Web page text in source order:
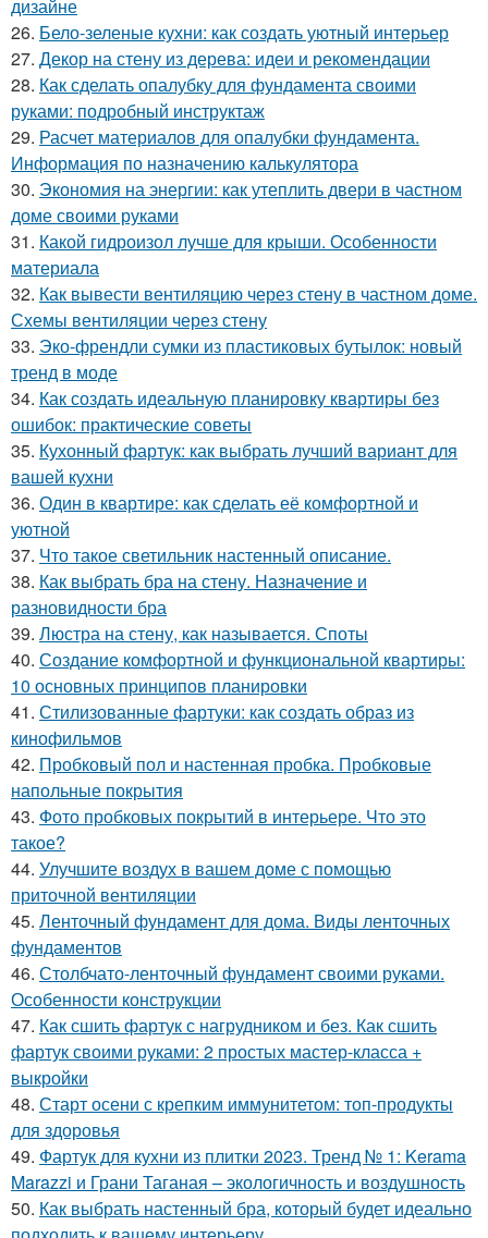
дизайне
26. Бело-зеленые кухни: как создать уютный интерьер
27. Декор на стену из дерева: идеи и рекомендации
28. Как сделать опалубку для фундамента своими
руками: подробный инструктаж
29. Расчет материалов для опалубки фундамента.
Информация по назначению калькулятора
30. Экономия на энергии: как утеплить двери в частном
доме своими руками
31. Какой гидроизол лучше для крыши. Особенности
материала
32. Как вывести вентиляцию через стену в частном доме.
Схемы вентиляции через стену
33. Эко-френдли сумки из пластиковых бутылок: новый
тренд в моде
34. Как создать идеальную планировку квартиры без
ошибок: практические советы
35. Кухонный фартук: как выбрать лучший вариант для
вашей кухни
36. Один в квартире: как сделать её комфортной и
уютной
37. Что такое светильник настенный описание.
38. Как выбрать бра на стену. Назначение и
разновидности бра
39. Люстра на стену, как называется. Споты
40. Создание комфортной и функциональной квартиры:
10 основных принципов планировки
41. Стилизованные фартуки: как создать образ из
кинофильмов
42. Пробковый пол и настенная пробка. Пробковые
напольные покрытия
43. Фото пробковых покрытий в интерьере. Что это
такое?
44. Улучшите воздух в вашем доме с помощью
приточной вентиляции
45. Ленточный фундамент для дома. Виды ленточных
фундаментов
46. Столбчато-ленточный фундамент своими руками.
Особенности конструкции
47. Как сшить фартук с нагрудником и без. Как сшить
фартук своими руками: 2 простых мастер-класса +
выкройки
48. Старт осени с крепким иммунитетом: топ-продукты
для здоровья
49. Фартук для кухни из плитки 2023. Тренд № 1: Kerama
Marazzi и Грани Таганая – экологичность и воздушность
50. Как выбрать настенный бра, который будет идеально